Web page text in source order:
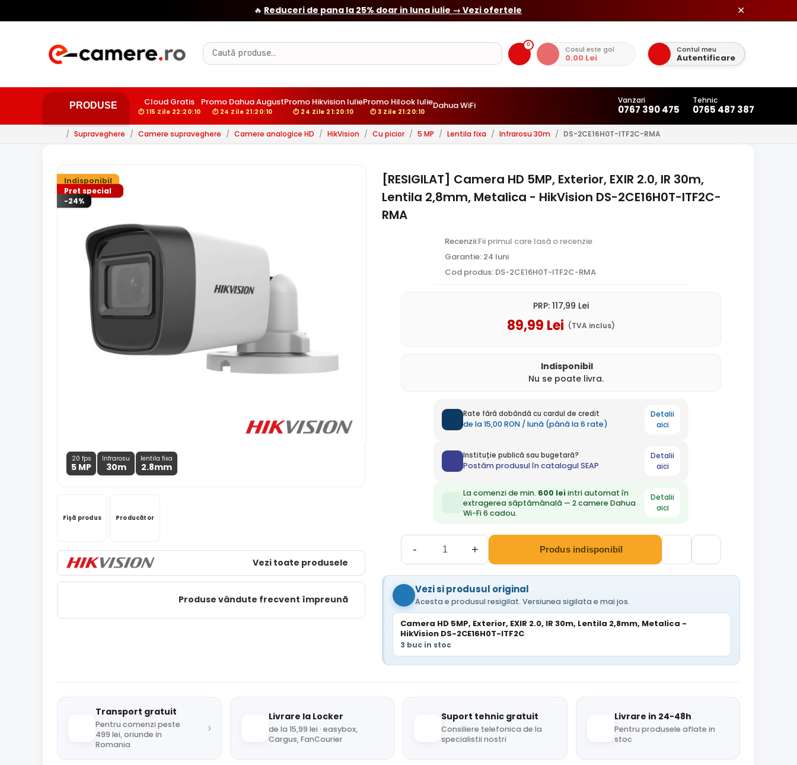
☀️Camere cu panou solar si/sau 4G - Ghid complet ✕
0 Cosul este gol
0.00 Lei
Contul meu
Autentificare
PRODUSE Cloud Gratis
⏱ 115 Zile 22:20:09
Promo Dahua August
⏱ 24 Zile 21:20:09
Promo Hikvision Iulie
⏱ 24 Zile 21:20:09
Promo Hilook Iulie
⏱ 3 Zile 21:20:09
Dahua WiFi Vanzari
0767 390 475
Tehnic
0765 487 387
/ Supraveghere / Camere supraveghere / Camere analogice HD / HikVision / Cu picior / 5 MP / Lentila fixa / Infrarosu 30m / DS-2CE16H0T-ITF2C-RMA
Indisponibil
Pret special
-24%
20 fps
5 MP
Infrarosu
30m
lentila fixa
2.8mm
Fișă produs Producător
Vezi toate produsele
Produse vândute frecvent împreună
[RESIGILAT] Camera HD 5MP, Exterior, EXIR 2.0, IR 30m,
Lentila 2,8mm, Metalica - HikVision DS-2CE16H0T-ITF2C-
RMA
Recenzii:Fii primul care lasă o recenzie
Garantie: 24 luni
Cod produs: DS-2CE16H0T-ITF2C-RMA
PRP: 117,99 Lei
89,99 Lei (TVA inclus)
Indisponibil
Nu se poate livra.
Rate fără dobândă cu cardul de credit
de la 15,00 RON / lună (până la 6 rate)
Detalii
aici
Instituție publică sau bugetară?
Postăm produsul în catalogul SEAP
Detalii
aici
La comenzi de min. 600 leiintri automat în
extragerea săptămânală — 2 camere Dahua
Wi-Fi 6 cadou.
Detalii
aici
- + Produs indisponibil
Vezi si produsul original
Acesta e produsul resigilat. Versiunea sigilata e mai jos.
Camera HD 5MP, Exterior, EXIR 2.0, IR 30m, Lentila 2,8mm, Metalica -
HikVision DS-2CE16H0T-ITF2C
3 buc in stoc
Transport gratuit
Pentru comenzi peste
499 lei, oriunde in
Romania
›
Livrare la Locker
de la 15,99 lei · easybox,
Cargus, FanCourier
Suport tehnic gratuit
Consiliere telefonica de la
specialistii nostri
Livrare in 24-48h
Pentru produsele aflate in
stoc